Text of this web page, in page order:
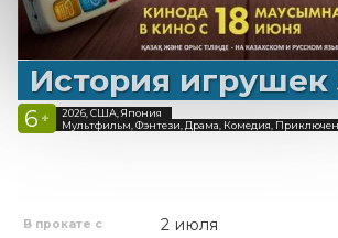
История игрушек
6 +
2026, США, Япония
Мультфильм, Фэнтези, Драма, Комедия,
В прокате с 2 июля